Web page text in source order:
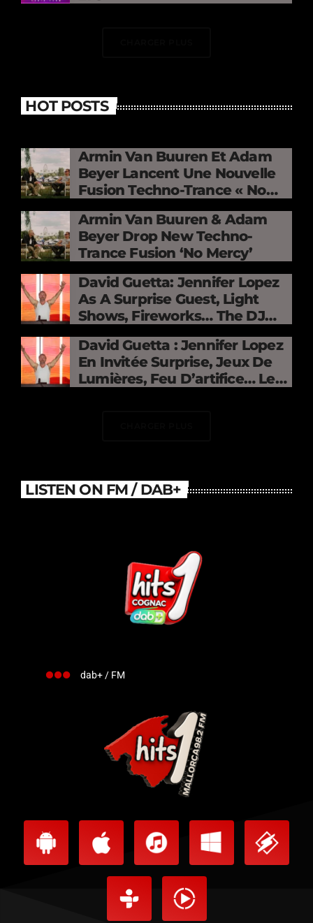
HOT POSTS
Armin Van Buuren Et Adam
Beyer Lancent Une Nouvelle
Fusion Techno-Trance « No
Mercy »
Armin Van Buuren & Adam
Beyer Drop New Techno-
Trance Fusion ‘No Mercy’
David Guetta: Jennifer Lopez
As A Surprise Guest, Light
Shows, Fireworks… The DJ
Electrifies The Stade De
France
David Guetta : Jennifer Lopez
En Invitée Surprise, Jeux De
Lumières, Feu D’artifice… Le
LISTEN ON FM / DAB+
dab+ / FM